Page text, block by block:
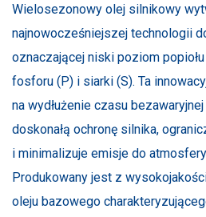
Wielosezonowy olej silnikowy
najnowocześniejszej technologii
oznaczającej niski poziom
fosforu (P) i siarki (S). Ta
na wydłużenie czasu
doskonałą ochronę silnika,
i minimalizuje emisje do
Produkowany jest z
oleju bazowego